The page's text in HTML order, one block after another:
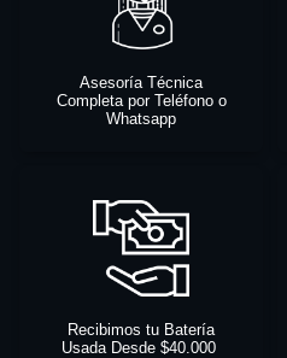
Asesoría Técnica
Completa por Teléfono o
Whatsapp
Recibimos tu Batería
Usada Desde $40.000